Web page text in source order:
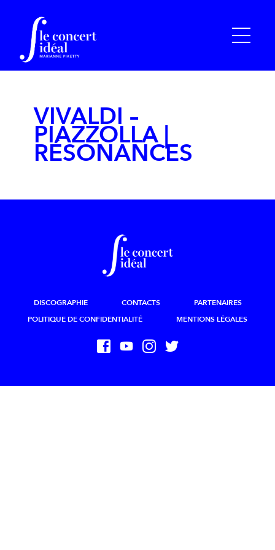
VIVALDI –
PIAZZOLLA |
RÉSONANCES
DISCOGRAPHIE CONTACTS
PARTENAIRES
POLITIQUE DE CONFIDENTIALITÉ
MENTIONS LÉGALES